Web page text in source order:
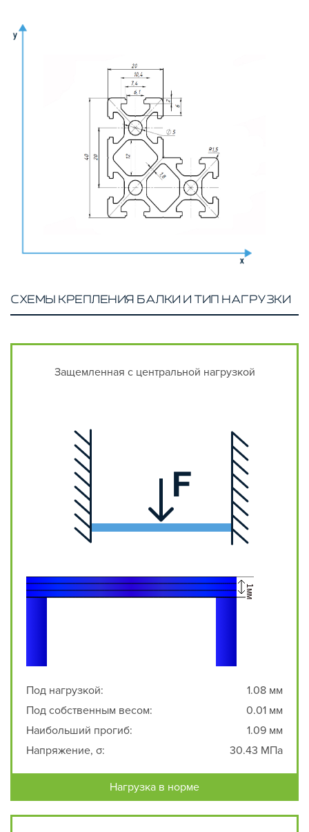
СХЕМЫ КРЕПЛЕНИЯ БАЛКИ И ТИП НАГРУЗКИ
Защемленная с центральной нагрузкой
Под нагрузкой:
1.08 мм
Под собственным весом:
0.01 мм
Наибольший прогиб:
1.09 мм
Напряжение, σ:
30.43 МПа
Нагрузка в норме